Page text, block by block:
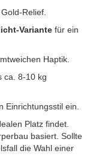
Relief.
Variante für ein
Haptik.
ca. 8-10 kg
Einrichtungsstil ein.
Platz findet.
basiert. Sollte
die Wahl einer